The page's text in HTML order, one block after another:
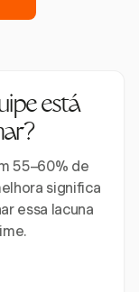
está
55–60% de
significa
essa lacuna